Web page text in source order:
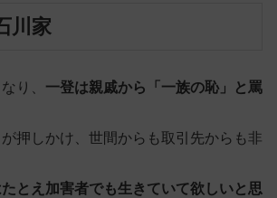
川家
り、 一登は親戚から「一族の恥」と罵
押しかけ、世間からも取引先からも非
とえ加害者でも生きていて欲しいと思